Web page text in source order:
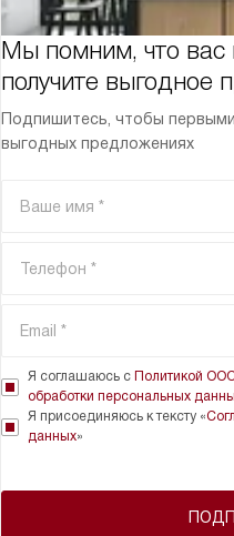
Мы помним, что вас
получите выгодное
Подпишитесь, чтобы
выгодных предложениях
Я соглашаюсь с Политикой
обработки персональных
Я присоединяюсь к тексту «
данных»